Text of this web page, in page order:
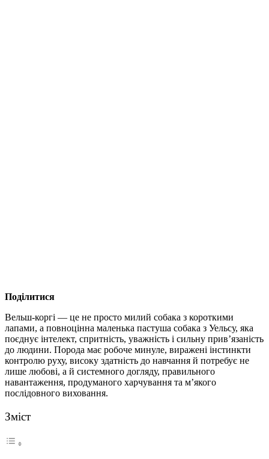
Поділитися
Вельш-коргі — це не просто милий собака з короткими
лапами, а повноцінна маленька пастуша собака з Уельсу, яка
поєднує інтелект, спритність, уважність і сильну прив’язаність
до людини. Порода має робоче минуле, виражені інстинкти
контролю руху, високу здатність до навчання й потребує не
лише любові, а й системного догляду, правильного
навантаження, продуманого харчування та м’якого
послідовного виховання.
Зміст